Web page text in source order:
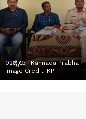
02ಜೈಲು | Kannada Prabha
Image Credit: KP